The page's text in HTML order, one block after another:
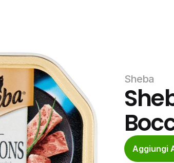
Sheba
Aggiungi